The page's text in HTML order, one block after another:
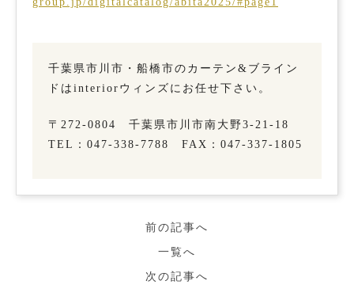
千葉県市川市・船橋市のカーテン&ブライン
ドはinteriorウィンズにお任せ下さい。
〒272-0804 千葉県市川市南大野3-21-18
TEL：047-338-7788 FAX：047-337-1805
前の記事へ
一覧へ
次の記事へ